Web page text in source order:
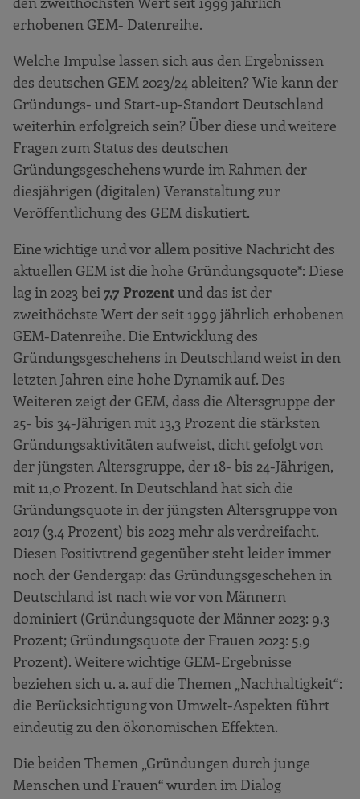
erhobenen GEM- Datenreihe.
Welche Impulse lassen sich aus den Ergebnissen
des deutschen GEM 2023/24 ableiten? Wie kann der
Gründungs- und Start-up-Standort Deutschland
weiterhin erfolgreich sein? Über diese und weitere
Fragen zum Status des deutschen
Gründungsgeschehens wurde im Rahmen der
diesjährigen (digitalen) Veranstaltung zur
Veröffentlichung des GEM diskutiert.
Eine wichtige und vor allem positive Nachricht des
aktuellen GEM ist die hohe Gründungsquote*: Diese
lag in 2023 bei 7,7 Prozentund das ist der
zweithöchste Wert der seit 1999 jährlich erhobenen
GEM-Datenreihe. Die Entwicklung des
Gründungsgeschehens in Deutschland weist in den
letzten Jahren eine hohe Dynamik auf. Des
Weiteren zeigt der GEM, dass die Altersgruppe der
25- bis 34-Jährigen mit 13,3 Prozent die stärksten
Gründungsaktivitäten aufweist, dicht gefolgt von
der jüngsten Altersgruppe, der 18- bis 24-Jährigen,
mit 11,0 Prozent. In Deutschland hat sich die
Gründungsquote in der jüngsten Altersgruppe von
2017 (3,4 Prozent) bis 2023 mehr als verdreifacht.
Diesen Positivtrend gegenüber steht leider immer
noch der Gendergap: das Gründungsgeschehen in
Deutschland ist nach wie vor von Männern
dominiert (Gründungsquote der Männer 2023: 9,3
Prozent; Gründungsquote der Frauen 2023: 5,9
Prozent). Weitere wichtige GEM-Ergebnisse
beziehen sich u. a. auf die Themen „Nachhaltigkeit“:
die Berücksichtigung von Umwelt-Aspekten führt
eindeutig zu den ökonomischen Effekten.
Die beiden Themen „Gründungen durch junge
Menschen und Frauen“ wurden im Dialog